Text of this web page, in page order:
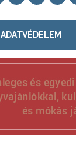
ADATVÉDELEM